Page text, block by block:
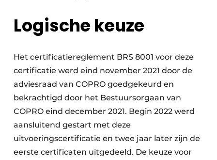
Logische keuze
Het certificatiereglement BRS 8001 voor deze
certificatie werd eind november 2021 door de
adviesraad van COPRO goedgekeurd en
bekrachtigd door het Bestuursorgaan van
COPRO eind december 2021. Begin 2022 werd
aansluitend gestart met deze
uitvoeringscertificatie en twee jaar later zijn de
eerste certificaten uitgedeeld. De keuze voor